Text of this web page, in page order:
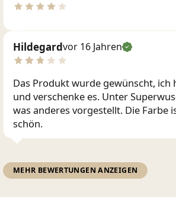
Hildegardvor 16 Jahren
Das Produkt wurde gewünscht, ich
und verschenke es. Unter
was anderes vorgestellt. Die Farbe
schön.
MEHR BEWERTUNGEN ANZEIGEN